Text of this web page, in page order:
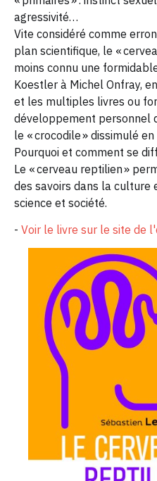
agressivité…
Vite considéré comme
plan scientifique, le «
moins connu une
Koestler à Michel Onfray,
et les multiples livres ou
développement personnel
le « crocodile » dissimulé en
Pourquoi et comment se
Le « cerveau reptilien »
des savoirs dans la
science et société.
- Voir le livre sur le site de